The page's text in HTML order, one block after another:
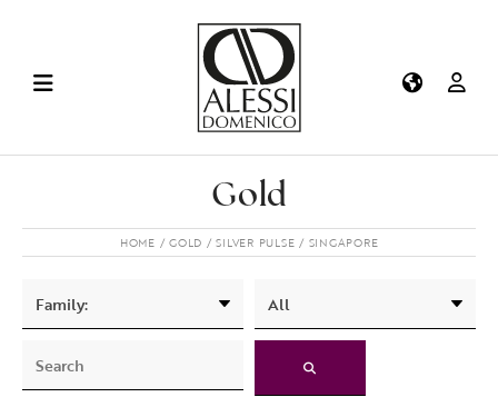
Gold
HOME GOLD SILVER PULSE SINGAPORE